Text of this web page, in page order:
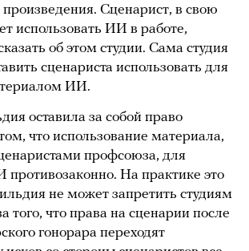
произведения. Сценарист, в свою
использовать ИИ в работе,
об этом студии. Сама студия
сценариста использовать для
ИИ.
оставила за собой право
что использование материала,
профсоюза, для
противозаконно. На практике это
не может запретить студиям
того, что права на сценарии после
гонорара переходят